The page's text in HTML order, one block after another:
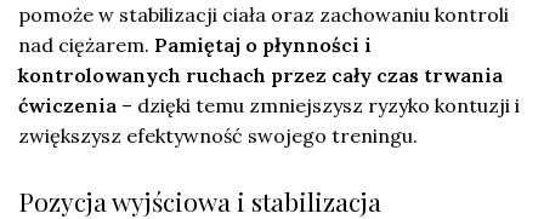
pomoże w stabilizacji ciała oraz zachowaniu kontroli
nad ciężarem. Pamiętaj o płynności i
kontrolowanych ruchach przez cały czas trwania
ćwiczenia – dzięki temu zmniejszysz ryzyko kontuzji i
zwiększysz efektywność swojego treningu.
Pozycja wyjściowa i stabilizacja